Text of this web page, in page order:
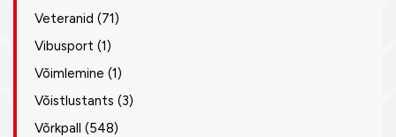
Veteranid (71)
Vibusport (1)
Võimlemine (1)
Võistlustants (3)
Võrkpall (548)